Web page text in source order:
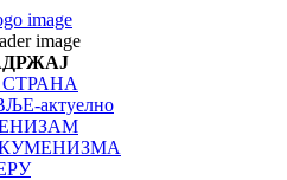
актуелно